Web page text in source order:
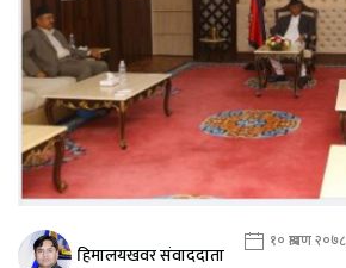
हिमालयखवर संवाददाता १० श्रावण